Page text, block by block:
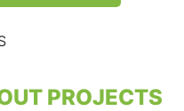
PROJECTS